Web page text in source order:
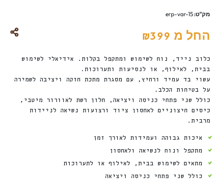
מק"ט:erp-var-15
החל מ ₪399
כלוב נייד, נוח לשימוש ומתקפל בקלות. אידיאלי לשימוש
בבית, לאילוף, או לנסיעות ותערוכות.
עשוי בד עמיד ורחיץ, עם מסגרת מתכת חזקה ויציבה לשמירה
על בטיחות הכלב.
כולל שני פתחי כניסה ויציאה, חלון רשת לאוורור מיטבי,
כיסים חיצוניים לאחסון ציוד ורצועות נשיאה לניידות
מרבית.
איכות גבוהה ועמידות לאורך זמן
מתקפל ונוח לנשיאה ולאחסון
מתאים לשימוש בבית, לאילוף או לתערוכות
כולל שני פתחי כניסה ויציאה